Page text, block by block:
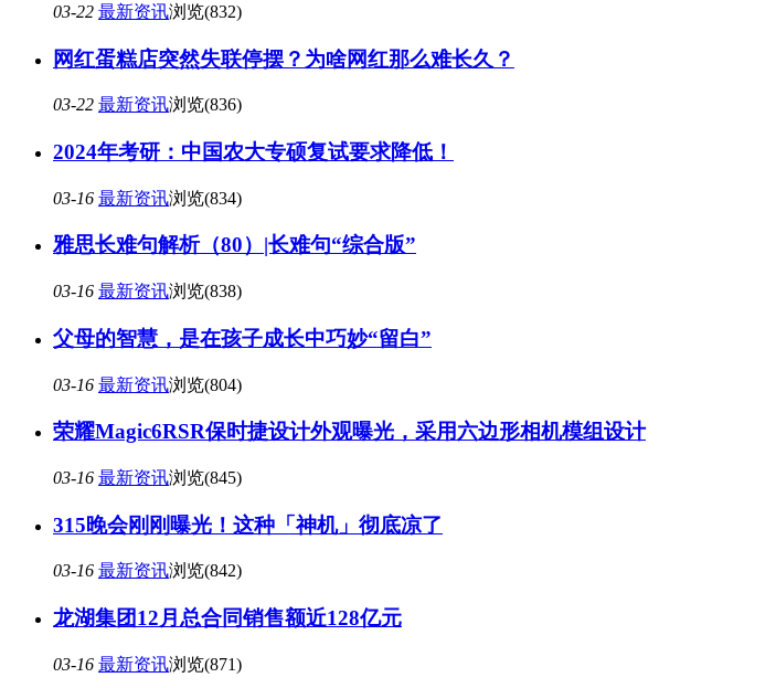
03-22 最新资讯浏览(832)
网红蛋糕店突然失联停摆？为啥网红那么难长久？
03-22 最新资讯浏览(836)
2024年考研：中国农大专硕复试要求降低！
03-16 最新资讯浏览(834)
雅思长难句解析（80）|长难句“综合版”
03-16 最新资讯浏览(838)
父母的智慧，是在孩子成长中巧妙“留白”
03-16 最新资讯浏览(804)
荣耀Magic6RSR保时捷设计外观曝光，采用六边形相机模组设计
03-16 最新资讯浏览(845)
315晚会刚刚曝光！这种「神机」彻底凉了
03-16 最新资讯浏览(842)
龙湖集团12月总合同销售额近128亿元
03-16 最新资讯浏览(871)